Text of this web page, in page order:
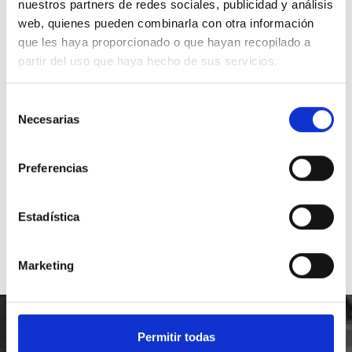
nuestros partners de redes sociales, publicidad y análisis
web, quienes pueden combinarla con otra información
que les haya proporcionado o que hayan recopilado a
partir del uso que haya hecho de sus servicios.
Necesarias
Preferencias
Estadística
Marketing
Permitir todas
Teléfono de contacto
91 797 29 26
Whatsapp